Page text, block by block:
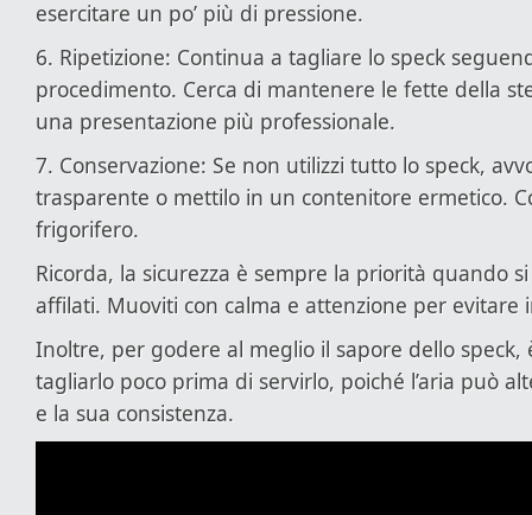
esercitare un po’ più di pressione.
6. Ripetizione: Continua a tagliare lo speck
procedimento. Cerca di mantenere le fette della
una presentazione più professionale.
7. Conservazione: Se non utilizzi tutto lo speck,
trasparente o mettilo in un contenitore ermetico.
frigorifero.
Ricorda, la sicurezza è sempre la priorità quando
affilati. Muoviti con calma e attenzione per evitare
Inoltre, per godere al meglio il sapore dello speck,
tagliarlo poco prima di servirlo, poiché l’aria può
e la sua consistenza.